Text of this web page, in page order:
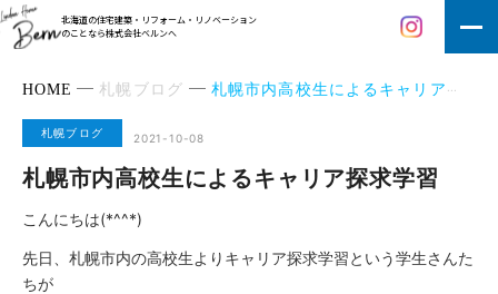
北海道の住宅建築・リフォーム・リノベーション
のことなら株式会社ベルンへ
HOME 札幌ブログ 札幌市内高校生によるキャリア探求学習
札幌ブログ 2021-10-08
札幌市内高校生によるキャリア探求学習
こんにちは(*^^*)
先日、札幌市内の高校生よりキャリア探求学習という学生さんた
ちが